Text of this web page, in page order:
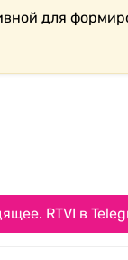
для
RTVI в